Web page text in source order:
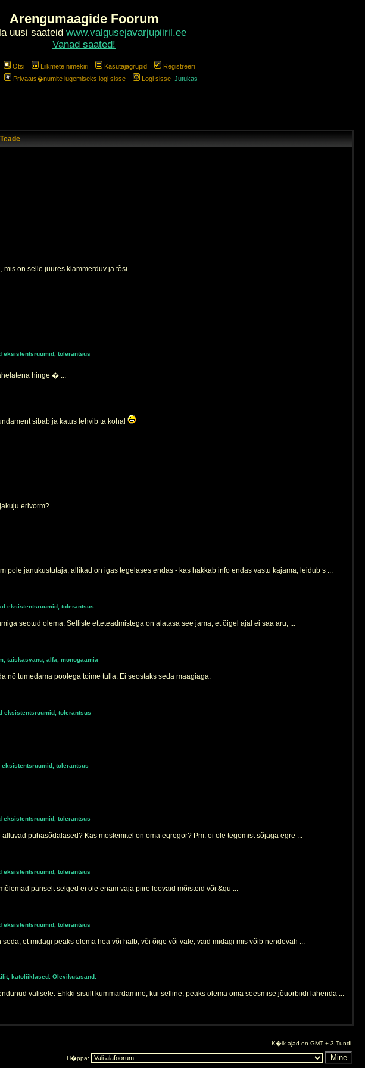
Arengumaagide Foorum
uusi saateid www.valgusejavarjupiiril.ee
Vanad saated!
Otsi Liikmete nimekiri Kasutajagrupid
Registreeri
Privaats�numite lugemiseks logi sisse Logi sisse Jutukas
Teade
on selle juures klammerduv ja tõsi ...
eksistentsruumid, tolerantsus
hinge � ...
sibab ja katus lehvib ta kohal
erivorm?
janukustutaja, allikad on igas tegelases endas - kas hakkab info endas vastu kajama, leidub s ...
eksistentsruumid, tolerantsus
seotud olema. Selliste etteteadmistega on alatasa see jama, et õigel ajal ei saa aru, ...
taiskasvanu, alfa, monogaamia
nö tumedama poolega toime tulla. Ei seostaks seda maagiaga.
eksistentsruumid, tolerantsus
eksistentsruumid, tolerantsus
eksistentsruumid, tolerantsus
pühasõdalased? Kas moslemitel on oma egregor? Pm. ei ole tegemist sõjaga egre ...
eksistentsruumid, tolerantsus
päriselt selged ei ole enam vaja piire loovaid mõisteid või &qu ...
eksistentsruumid, tolerantsus
et midagi peaks olema hea või halb, või õige või vale, vaid midagi mis võib nendevah ...
katoliiklased. Olevikutasand.
välisele. Ehkki sisult kummardamine, kui selline, peaks olema oma seesmise jõuorbiidi lahenda ...
K�ik ajad on GMT + 3 Tundi
H�ppa: